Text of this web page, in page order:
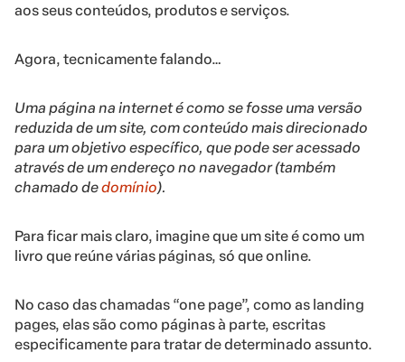
aos seus conteúdos, produtos e serviços.
Agora, tecnicamente falando…
Uma página na internet é como se fosse uma versão
reduzida de um site, com conteúdo mais direcionado
para um objetivo específico, que pode ser acessado
através de um endereço no navegador (também
chamado dedomínio).
Para ficar mais claro, imagine que um site é como um
livro que reúne várias páginas, só que online.
No caso das chamadas “one page”, como as landing
pages, elas são como páginas à parte, escritas
especificamente para tratar de determinado assunto.